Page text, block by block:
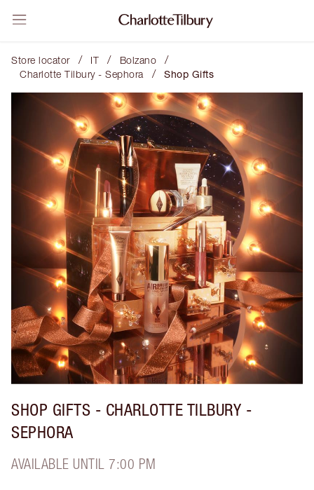
Store locator / IT / Bolzano /
Charlotte Tilbury - Sephora / Shop Gifts
SHOP GIFTS - CHARLOTTE TILBURY -
SEPHORA
AVAILABLE UNTIL 7:00 PM